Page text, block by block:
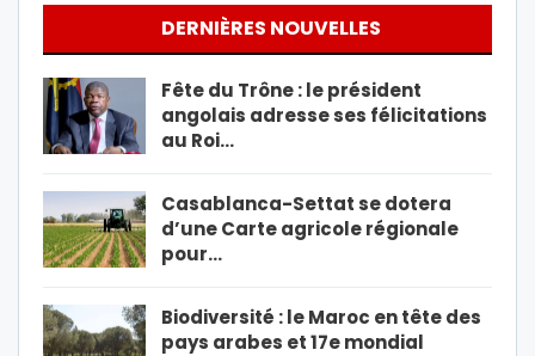
DERNIÈRES NOUVELLES
Fête du Trône : le président
angolais adresse ses félicitations
au Roi…
Casablanca-Settat se dotera
d’une Carte agricole régionale
pour…
Biodiversité : le Maroc en tête des
pays arabes et 17e mondial